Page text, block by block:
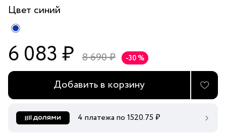
Цвет синий
6 083 ₽ 8 690 ₽ -30 %
Добавить в корзину
4 платежа по 1520.75 ₽